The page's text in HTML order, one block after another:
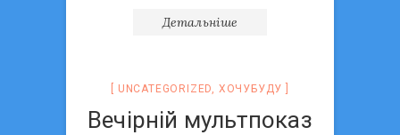
Детальніше
UNCATEGORIZED, ХОЧУБУДУ
Вечірній мультпоказ